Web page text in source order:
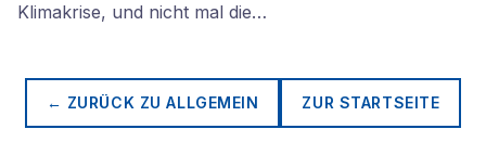
Klimakrise, und nicht mal die…
← ZURÜCK ZUALLGEMEIN ZUR STARTSEITE